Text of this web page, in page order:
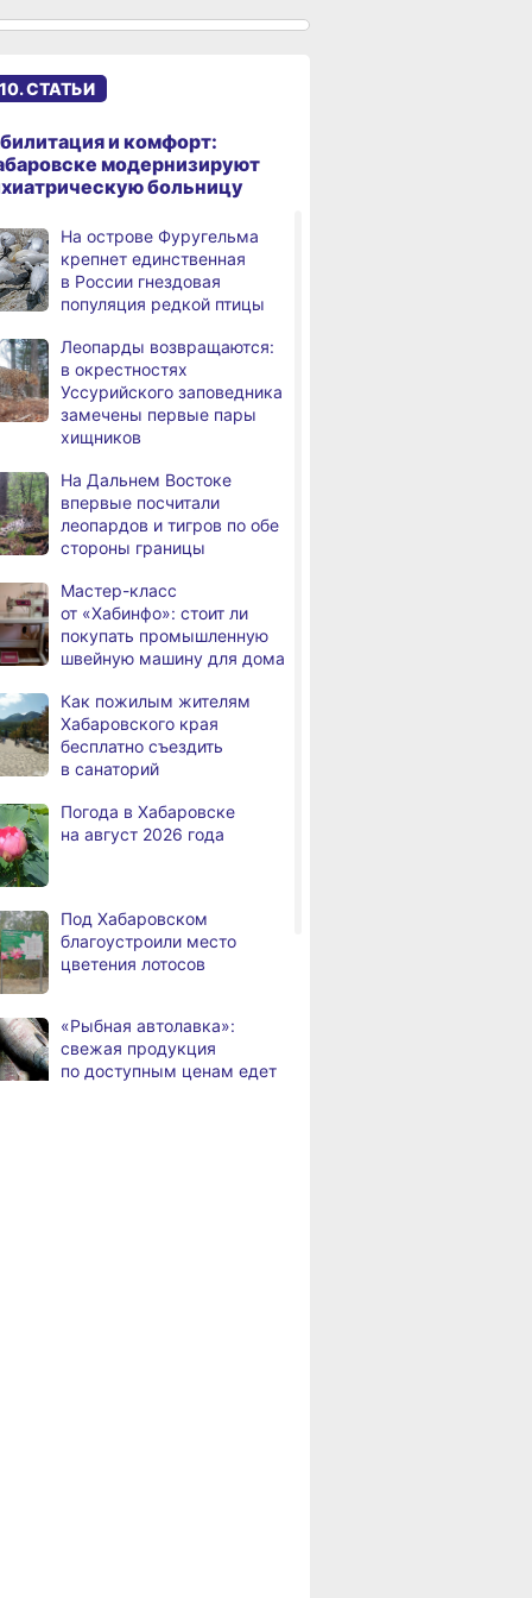
крае суд
тренеру
против
Хабаровского края
зафиксировано 6 ДТП
о незаконном хранении
В Хабаровском крае
потушили за сутки 9
возгораний
Горнодобывающая отрасль
Хабаровского края
демонстрирует уверенный
рост
Аэродром
в Николаевске‑на‑Амуре
прошёл проверку
Магнитные бури,
в Хабаровске 8 августа
Какой сегодня день:
Всемирный день кошек
В сёлах Хабаровского края
создают новые
пространства
площадки станут частью
обновлённого сквера
в Хабаровске
заканчивают ремонт дороги
Переяславка — Аргунское
переедут в новые квартиры
в 2026 году
лучших представителей
строительной отрасли
Жители Хабаровского края
СТАТЬИ
и комфорт:
модернизируют
больницу
На острове Фуругельма
крепнет единственная
в России гнездовая
популяция редкой птицы
Леопарды возвращаются:
в окрестностях
Уссурийского заповедника
замечены первые пары
хищников
На Дальнем Востоке
впервые посчитали
леопардов и тигров по обе
стороны границы
Мастер-класс
от «Хабинфо»: стоит ли
покупать промышленную
швейную машину для дома
Как пожилым жителям
Хабаровского края
бесплатно съездить
в санаторий
Погода в Хабаровске
на август 2026 года
Под Хабаровском
благоустроили место
цветения лотосов
«Рыбная автолавка»:
свежая продукция
по доступным ценам едет